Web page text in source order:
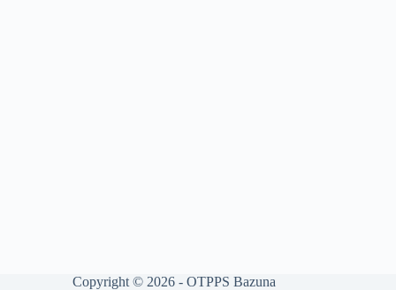
Copyright © 2026 - OTPPS Bazuna